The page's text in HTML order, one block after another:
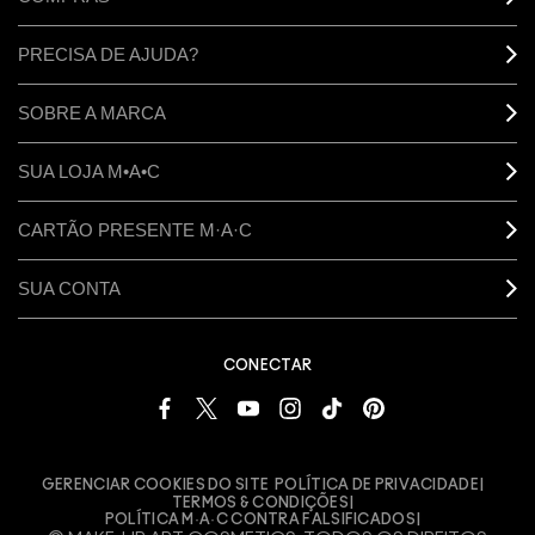
PRECISA DE AJUDA?
SOBRE A MARCA
SUA LOJA M•A•C
CARTÃO PRESENTE M·A·C
SUA CONTA
CONECTAR
GERENCIAR COOKIES DO SITE
POLÍTICA DE PRIVACIDADE
TERMOS & CONDIÇÕES
POLÍTICA M·A·C CONTRA FALSIFICADOS